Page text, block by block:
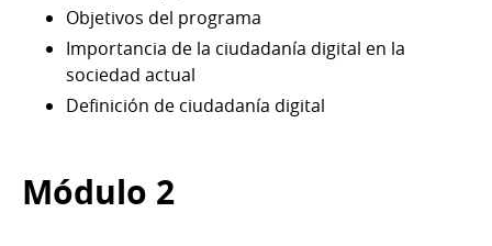
Objetivos del programa
Importancia de la ciudadanía digital en la
sociedad actual
Definición de ciudadanía digital
Módulo 2